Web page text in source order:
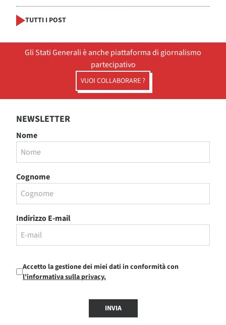
TUTTI I POST
Gli Stati Generali è anche piattaforma di giornalismo
partecipativo
VUOI COLLABORARE ?
NEWSLETTER
Nome
Cognome
Indirizzo E-mail
Accetto la gestione dei miei dati in conformità con
l'informativa sulla privacy.
INVIA